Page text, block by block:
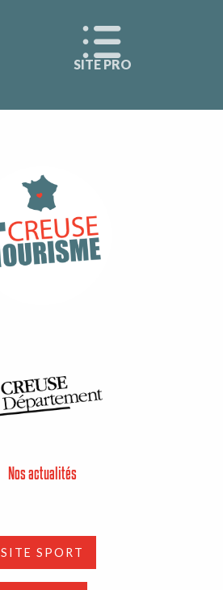
SITE PRO
Nos actualités
SITE SPORT